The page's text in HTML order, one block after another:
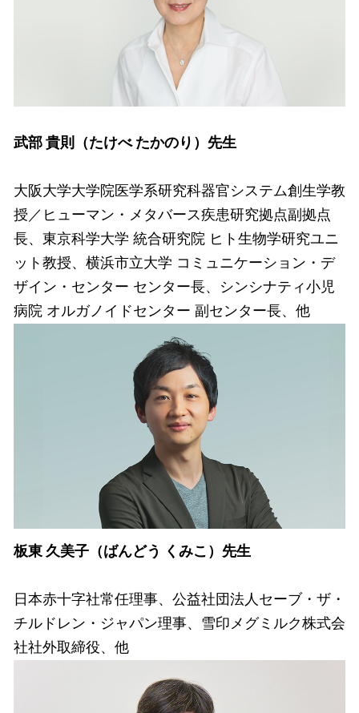
武部 貴則（たけべ たかのり）先生
大阪大学大学院医学系研究科器官システム創生学教
授／ヒューマン・メタバース疾患研究拠点副拠点
長、東京科学大学 統合研究院 ヒト生物学研究ユニ
ット教授、横浜市立大学 コミュニケーション・デ
ザイン・センター センター長、シンシナティ小児
病院 オルガノイドセンター 副センター長、他
板東 久美子（ばんどう くみこ）先生
日本赤十字社常任理事、公益社団法人セーブ・ザ・
チルドレン・ジャパン理事、雪印メグミルク株式会
社社外取締役、他